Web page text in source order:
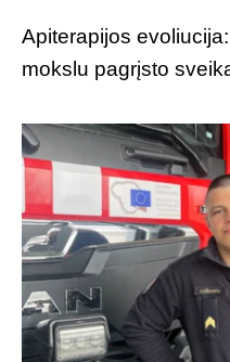
Apiterapijos
mokslu pagrįsto